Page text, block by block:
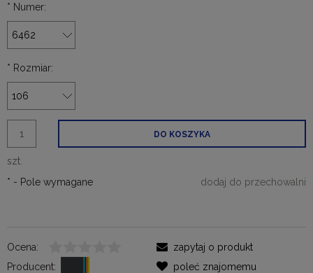
* Numer:
* Rozmiar:
szt.
DO KOSZYKA
dodaj do przechowalni
* - Pole wymagane
Ocena:
Producent:
zapytaj o produkt
poleć znajomemu